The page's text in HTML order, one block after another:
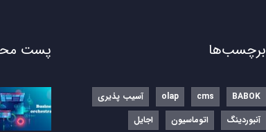
برچسب‌ها
BABOK
cms
olap
آسیب پذیری
آنبوردینگ
اتوماسیون
اجایل
پست